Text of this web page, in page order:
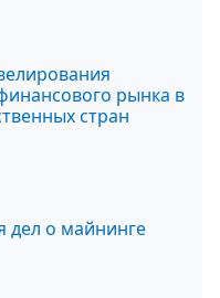
рынка в
стран
дел о майнинге